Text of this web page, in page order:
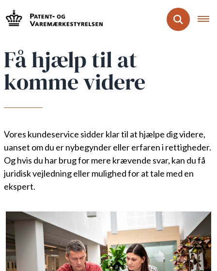
Få hjælp til at
komme videre
Vores kundeservice sidder klar til at hjælpe dig videre,
uanset om du er nybegynder eller erfaren i rettigheder.
Og hvis du har brug for mere krævende svar, kan du få
juridisk vejledning eller mulighed for at tale med en
ekspert.